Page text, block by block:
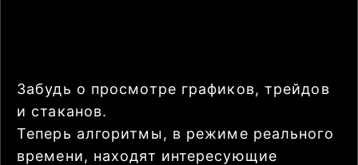
Забудь о просмотре графиков, трейдов
и стаканов.
Теперь алгоритмы, в режиме реального
времени, находят интересующие